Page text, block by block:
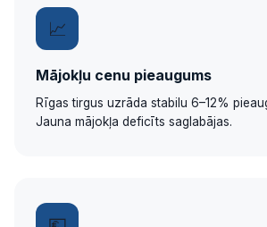
📈
Mājokļu cenu pieaugums
Rīgas tirgus uzrāda stabilu 6–12%
Jauna mājokļa deficīts saglabājas.